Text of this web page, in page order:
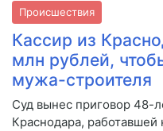
Происшествия
Кассир из
млн рублей,
мужа-строителя
Суд вынес приговор 48-
Краснодара, работавшей